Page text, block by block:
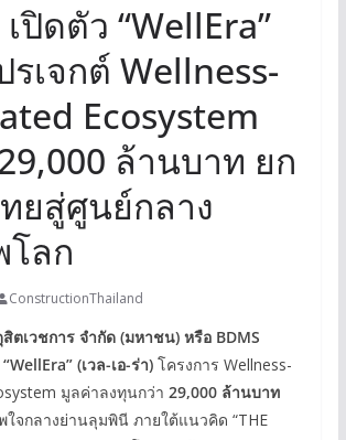
ปิดตัว “WellEra”
รเจกต์ Wellness-
Ecosystem
ล้านบาท ยก
ยสู่ศูนย์กลาง
ลก
ConstructionThailand
ตเวชการ จำกัด (มหาชน) หรือ BDMS
“WellEra” (เวล-เอ-ร่า)โครงการ Wellness-
มูลค่าลงทุนกว่า 29,000 ล้านบาท
จกลางย่านลุมพินี ภายใต้แนวคิด “THE